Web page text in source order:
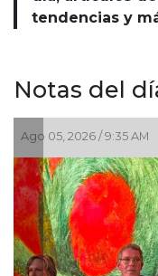
tendencias y
Notas del
Jul 30, 2026 / 10:20 AM